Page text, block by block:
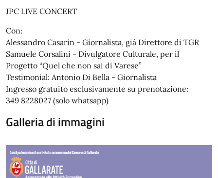
JPC LIVE CONCERT
Con:
Alessandro Casarin - Giornalista, già Direttore di TGR
Samuele Corsalini - Divulgatore Culturale, per il
Progetto “Quel che non sai di Varese”
Testimonial: Antonio Di Bella - Giornalista
Ingresso gratuito esclusivamente su prenotazione:
349 8228027 (solo whatsapp)
Galleria di immagini